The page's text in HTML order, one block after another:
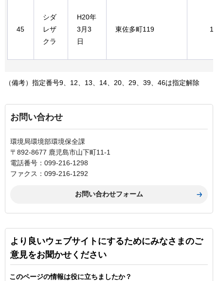
45
シダ
レザ
クラ
H20年
3月3
日
東佐多町119
（備考）指定番号9、12、13、14、20、29、39、46は指定解除
お問い合わせ
環境局環境部環境保全課
〒892-8677 鹿児島市山下町11-1
電話番号：099-216-1298
ファクス：099-216-1292
より良いウェブサイトにするためにみなさまのご
意見をお聞かせください
このページの情報は役に立ちましたか？